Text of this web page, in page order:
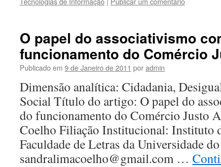
O papel do associativismo
funcionamento do Comércio
Publicado em 9 de Janeiro de 2011 poradmin
Dimensão analítica: Cidadania,
Social Título do artigo: O papel do
do funcionamento do Comércio Justo
Coelho Filiação Institucional: Instituto
Faculdade de Letras da Universidade
sandralimacoelho@gmail.com …